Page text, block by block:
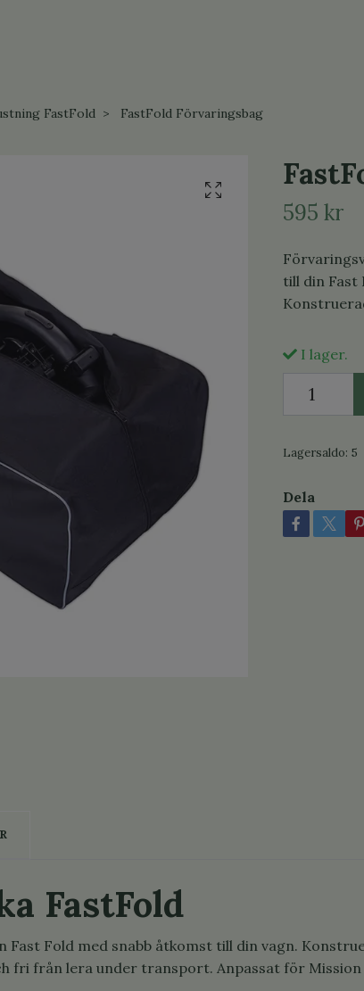
FastFold FastFold Förvaringsbag
595 kr
till din Fast
I lager.
Lagersaldo: 5
Dela
FastFold
Fold med snabb åtkomst till din vagn.
fri från lera under transport. Anpassat för